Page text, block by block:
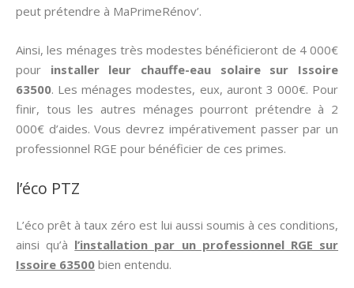
peut prétendre à MaPrimeRénov’.
Ainsi, les ménages très modestes bénéficieront de 4 000€
pour installer leur chauffe-eau solaire sur Issoire
63500. Les ménages modestes, eux, auront 3 000€. Pour
finir, tous les autres ménages pourront prétendre à 2
000€ d’aides. Vous devrez impérativement passer par un
professionnel RGE pour bénéficier de ces primes.
l’éco PTZ
L’éco prêt à taux zéro est lui aussi soumis à ces conditions,
ainsi qu’à l’installation par un professionnel RGE sur
Issoire 63500 bien entendu.